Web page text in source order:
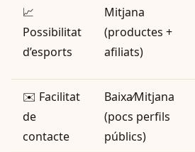
📈
Possibilitat
d’esports
Mitjana
(productes +
afiliats)
✉️ Facilitat
de
contacte
Baixa⁄Mitjana
(pocs perfils
públics)